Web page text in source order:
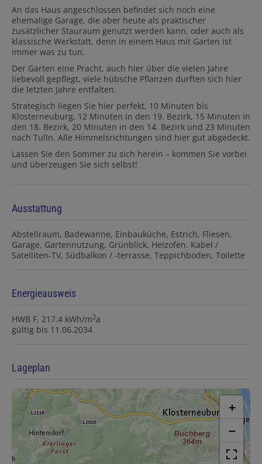
An das Haus angeschlossen befindet sich noch eine
ehemalige Garage, die aber heute als praktischer
zusätzlicher Stauraum genutzt werden kann, oder auch als
klassische Werkstatt, denn in einem Haus mit Garten ist
immer was zu tun.
Der Garten eine Pracht, auch hier über die vielen Jahre
liebevoll gepflegt, viele hübsche Pflanzen durften sich hier
die letzten Jahre entfalten.
Strategisch liegen Sie hier perfekt, 10 Minuten bis
Klosterneuburg, 12 Minuten in den 19. Bezirk, 15 Minuten in
den 18. Bezirk, 20 Minuten in den 14. Bezirk und 23 Minuten
nach Tulln. Alle Himmelsrichtungen sind hier gut abgedeckt.
Lassen Sie den Sommer zu sich herein – kommen Sie vorbei
und überzeugen Sie sich selbst!
Ausstattung
Abstellraum Badewanne Einbauküche Estrich Fliesen
Garage Gartennutzung Grünblick Heizofen Kabel /
Satelliten-TV Südbalkon / -terrasse Teppichboden Toilette
Energieausweis
HWB F, 217.4 kWh/m2a
gültig bis 11.06.2034
Lageplan
+
−